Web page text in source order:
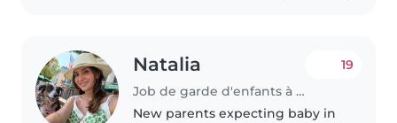
Natalia
Job de garde d'enfants à Luxembourg
19
New parents expecting baby in